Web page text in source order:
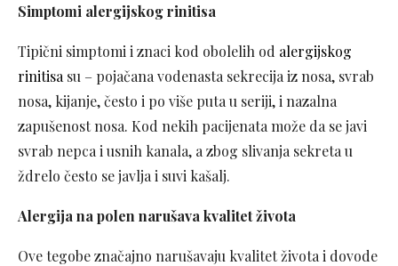
Simptomi alergijskog rinitisa
Tipični simptomi i znaci kod obolelih od alergijskog
rinitisa su – pojačana vodenasta sekrecija iz nosa, svrab
nosa, kijanje, često i po više puta u seriji, i nazalna
zapušenost nosa. Kod nekih pacijenata može da se javi
svrab nepca i usnih kanala, a zbog slivanja sekreta u
ždrelo često se javlja i suvi kašalj.
Alergija na polen narušava kvalitet života
Ove tegobe značajno narušavaju kvalitet života i dovode